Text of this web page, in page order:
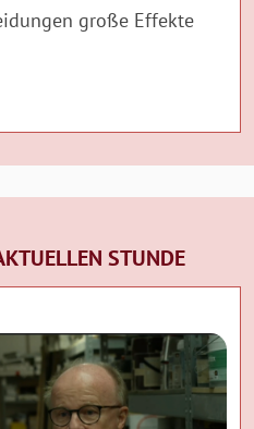
große Effekte
STUNDE